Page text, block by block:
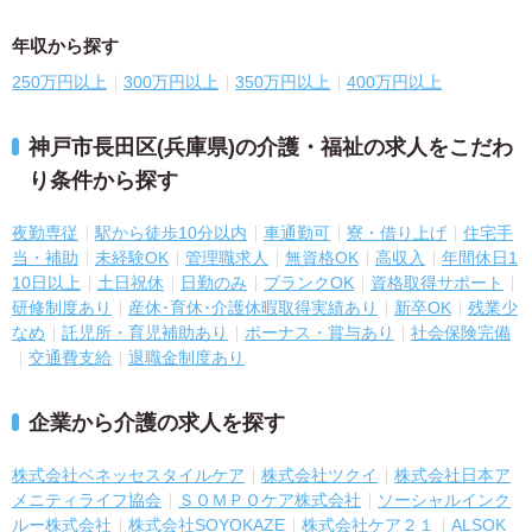
年収から探す
250万円以上 300万円以上 350万円以上 400万円以上
神戸市長田区(兵庫県)の介護・福祉の求人をこだわ
り条件から探す
夜勤専従 駅から徒歩10分以内 車通勤可 寮・借り上げ
住宅手
当・補助
未経験OK 管理職求人 無資格OK 高収入
年間休日1
10日以上
土日祝休 日勤のみ ブランクOK
資格取得サポート
研修制度あり
産休･育休･介護休暇取得実績あり 新卒OK
残業少
なめ
託児所・育児補助あり ボーナス・賞与あり
社会保険完備
交通費支給
退職金制度あり
企業から介護の求人を探す
株式会社ベネッセスタイルケア 株式会社ツクイ
株式会社日本ア
メニティライフ協会
ＳＯＭＰＯケア株式会社
ソーシャルインク
ルー株式会社
株式会社SOYOKAZE 株式会社ケア２１ ALSOK